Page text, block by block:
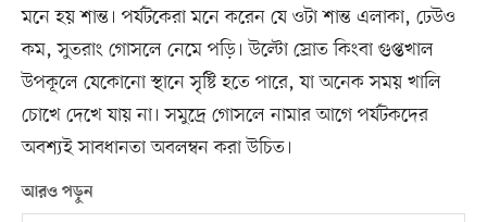
মনে হয় শান্ত। পর্যটকেরা মনে করেন যে ওটা শান্ত এলাকা, ঢেউও
কম, সুতরাং গোসলে নেমে পড়ি। উল্টো স্রোত কিংবা গুপ্তখাল
উপকূলে যেকোনো স্থানে সৃষ্টি হতে পারে, যা অনেক সময় খালি
চোখে দেখে যায় না। সমুদ্রে গোসলে নামার আগে পর্যটকদের
অবশ্যই সাবধানতা অবলম্বন করা উচিত।
আরও পড়ুন